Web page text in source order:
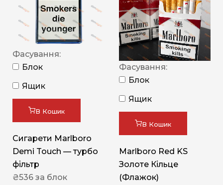
Фасування:
Блок
Ящик
В Кошик
Сигарети Marlboro
Demi Touch — турбо
фільтр
₴536 за блок
Фасування:
Блок
Ящик
В Кошик
Marlboro Red KS
Золоте Кільце
(Флажок)